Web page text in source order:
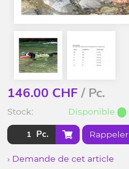
146.00 CHF/ Pc.
Stock: Disponible
Pc. Rappeler
› Demande de cet article